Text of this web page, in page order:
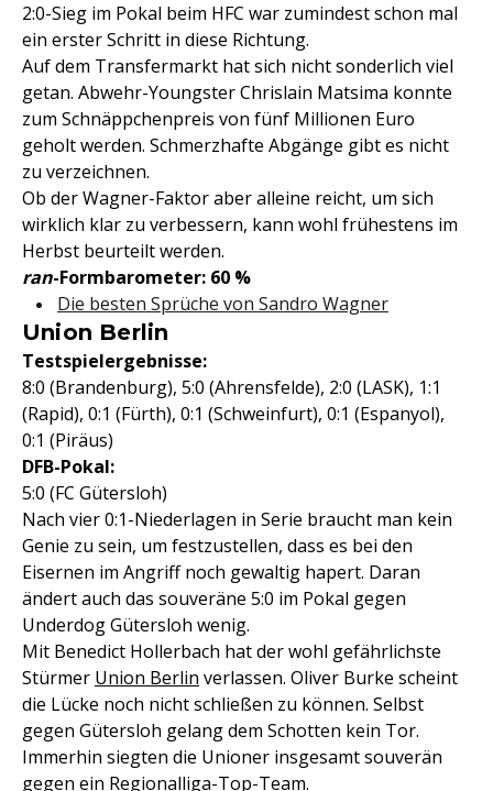
2:0-Sieg im Pokal beim HFC war zumindest schon mal
ein erster Schritt in diese Richtung.
Auf dem Transfermarkt hat sich nicht sonderlich viel
getan. Abwehr-Youngster Chrislain Matsima konnte
zum Schnäppchenpreis von fünf Millionen Euro
geholt werden. Schmerzhafte Abgänge gibt es nicht
zu verzeichnen.
Ob der Wagner-Faktor aber alleine reicht, um sich
wirklich klar zu verbessern, kann wohl frühestens im
Herbst beurteilt werden.
ran-Formbarometer: 60 %
Die besten Sprüche von Sandro Wagner
Union Berlin
Testspielergebnisse:
8:0 (Brandenburg), 5:0 (Ahrensfelde), 2:0 (LASK), 1:1
(Rapid), 0:1 (Fürth), 0:1 (Schweinfurt), 0:1 (Espanyol),
0:1 (Piräus)
DFB-Pokal:
5:0 (FC Gütersloh)
Nach vier 0:1-Niederlagen in Serie braucht man kein
Genie zu sein, um festzustellen, dass es bei den
Eisernen im Angriff noch gewaltig hapert. Daran
ändert auch das souveräne 5:0 im Pokal gegen
Underdog Gütersloh wenig.
Mit Benedict Hollerbach hat der wohl gefährlichste
Stürmer Union Berlin verlassen. Oliver Burke scheint
die Lücke noch nicht schließen zu können. Selbst
gegen Gütersloh gelang dem Schotten kein Tor.
Immerhin siegten die Unioner insgesamt souverän
gegen ein Regionalliga-Top-Team.